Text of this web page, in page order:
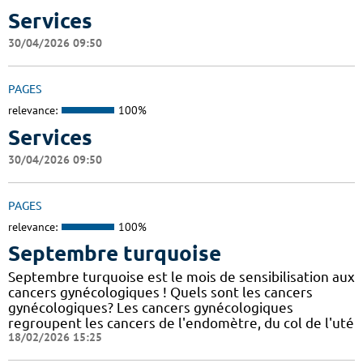
Services
30/04/2026 09:50
PAGES
relevance: 100%
Services
30/04/2026 09:50
PAGES
relevance: 100%
Septembre turquoise
Septembre turquoise est le mois de sensibilisation aux
cancers gynécologiques ! Quels sont les cancers
gynécologiques? Les cancers gynécologiques
regroupent les cancers de l'endomètre, du col de l'uté
18/02/2026 15:25